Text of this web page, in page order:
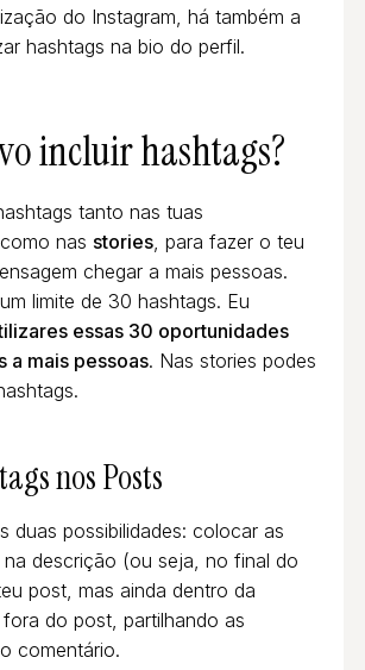
do Instagram, há também a
hashtags na bio do perfil.
incluir hashtags?
tanto nas tuas
nas stories, para fazer o teu
chegar a mais pessoas.
limite de 30 hashtags. Eu
essas 30 oportunidades
a mais pessoas. Nas stories podes
nos Posts
duas possibilidades: colocar as
descrição (ou seja, no final do
post, mas ainda dentro da
do post, partilhando as
comentário.